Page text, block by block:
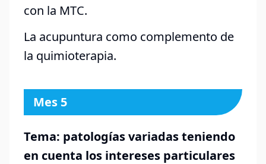
con la MTC.
La acupuntura como complemento de
la quimioterapia.
Mes 5
Tema: patologías variadas teniendo
en cuenta los intereses particulares